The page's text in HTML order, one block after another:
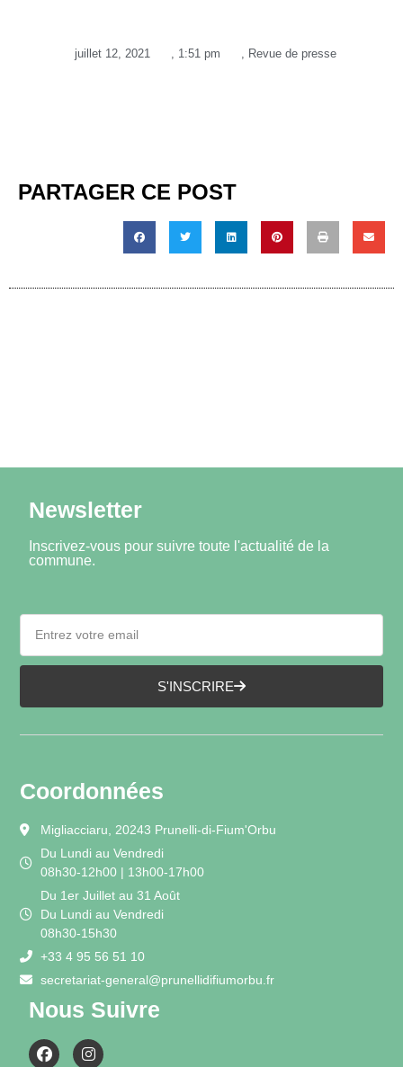
juillet 12, 2021 , 1:51 pm , Revue de presse
PARTAGER CE POST
Newsletter
Inscrivez-vous pour suivre toute l'actualité de la
commune.
S'INSCRIRE
Coordonnées
Migliacciaru, 20243 Prunelli-di-Fium'Orbu
Du Lundi au Vendredi
08h30-12h00 | 13h00-17h00
Du 1er Juillet au 31 Août
Du Lundi au Vendredi
08h30-15h30
+33 4 95 56 51 10
secretariat-general@prunellidifiumorbu.fr
Nous Suivre